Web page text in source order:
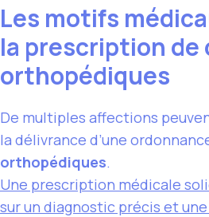
Les motifs
la prescription de
orthopédiques
De multiples affections
la délivrance d’une
orthopédiques.
Une prescription médicale
sur un diagnostic précis et